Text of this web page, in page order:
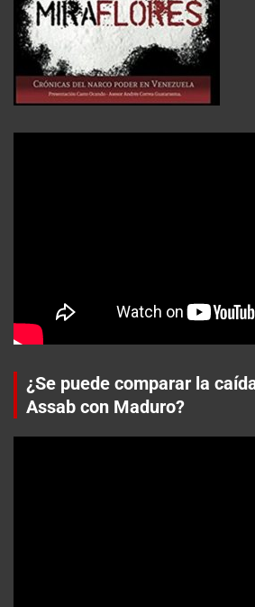
¿Se puede comparar la
Assab con Maduro?